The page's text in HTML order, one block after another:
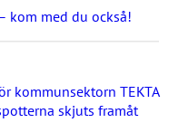
kom med du också!
kommunsektorn TEKTA
skjuts framåt